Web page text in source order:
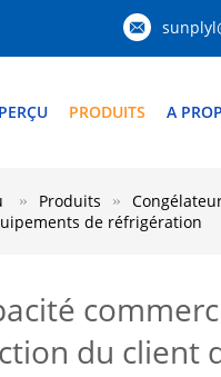
PRODUITS A
Produits
de réfrigération
du client